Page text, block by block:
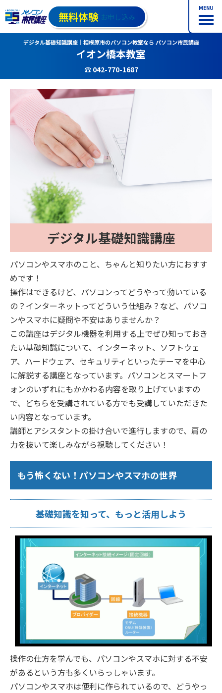
MENU
無料体験 お申し込み
デジタル基礎知識講座｜相模原市のパソコン教室なら パソコン市民講座
イオン橋本教室
☎ 042-770-1687
デジタル基礎知識講座
パソコンやスマホのこと、ちゃんと知りたい方におすす
めです！
操作はできるけど、パソコンってどうやって動いている
の？インターネットってどういう仕組み？など、パソコ
ンやスマホに疑問や不安はありませんか？
この講座はデジタル機器を利用する上でぜひ知っておき
たい基礎知識について、インターネット、ソフトウェ
ア、ハードウェア、セキュリティといったテーマを中心
に解説する講座となっています。パソコンとスマートフ
ォンのいずれにもかかわる内容を取り上げていますの
で、どちらを受講されている方でも受講していただきた
い内容となっています。
講師とアシスタントの掛け合いで進行しますので、肩の
力を抜いて楽しみながら視聴してください！
もう怖くない！パソコンやスマホの世界
基礎知識を知って、もっと活用しよう
操作の仕方を学んでも、パソコンやスマホに対する不安
があるという方も多くいらっしゃいます。
パソコンやスマホは便利に作られているので、どうやっ